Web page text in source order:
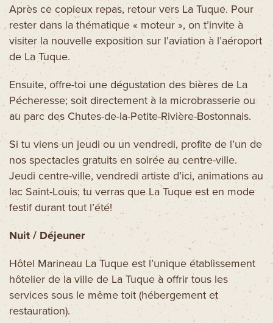
Après ce copieux repas, retour vers La Tuque. Pour
rester dans la thématique « moteur », on t’invite à
visiter la nouvelle exposition sur l’aviation à l’aéroport
de La Tuque.
Ensuite, offre-toi une dégustation des bières de La
Pécheresse; soit directement à la microbrasserie ou
au parc des Chutes-de-la-Petite-Rivière-Bostonnais.
Si tu viens un jeudi ou un vendredi, profite de l’un de
nos spectacles gratuits en soirée au centre-ville.
Jeudi centre-ville, vendredi artiste d’ici, animations au
lac Saint-Louis; tu verras que La Tuque est en mode
festif durant tout l’été!
Nuit / Déjeuner
Hôtel Marineau La Tuque est l’unique établissement
hôtelier de la ville de La Tuque à offrir tous les
services sous le même toit (hébergement et
restauration).